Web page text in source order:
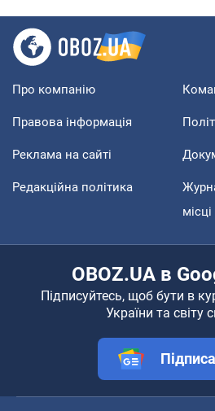
Про компанію
Правова інформація
Реклама на сайті
Редакційна політика
OBOZ.UA в
Підписуйтесь, щоб бути в
України та світу